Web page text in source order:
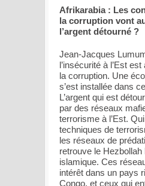
Afrikarabia : Les
la corruption vont
l’argent détourné ?
Jean-Jacques
l’insécurité à l’Est
la corruption. Une
s’est installée dans
L’argent qui est
par des réseaux
terrorisme à l’Est.
techniques de
les réseaux de
retrouve le Hezbollah
islamique. Ces
intérêt dans un pays
Congo, et ceux qui